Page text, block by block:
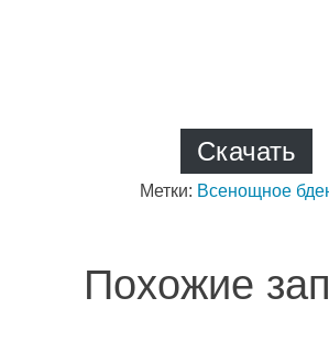
Скачать
Метки: Всенощное
Похожие